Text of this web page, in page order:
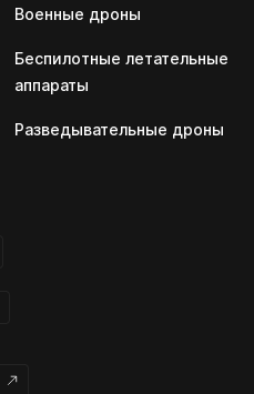
Военные дроны
Беспилотные летательные
аппараты
Разведывательные дроны